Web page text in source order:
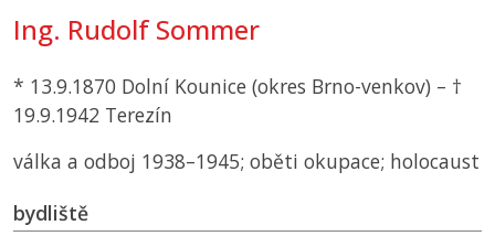
Ing. Rudolf Sommer
* 13.9.1870 Dolní Kounice (okres Brno-venkov) – †
19.9.1942 Terezín
válka a odboj 1938–1945; oběti okupace; holocaust
bydliště